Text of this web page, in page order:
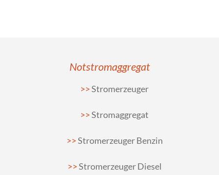
Notstromaggregat
Stromerzeuger
Stromaggregat
Stromerzeuger Benzin
Stromerzeuger Diesel